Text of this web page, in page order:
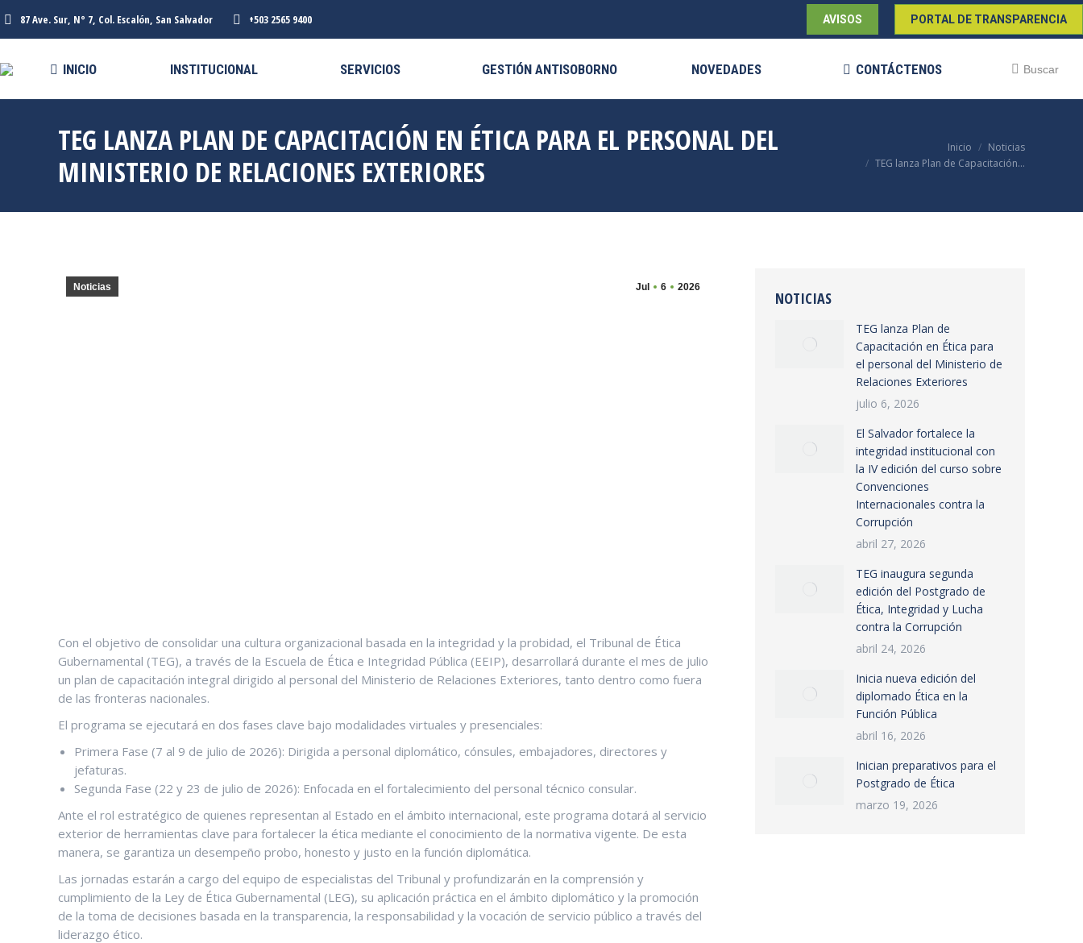
87 Ave. Sur, N° 7, Col. Escalón, San Salvador +503 2565 9400 AVISOS PORTAL DE TRANSPARENCIA
INICIO INSTITUCIONAL SERVICIOS GESTIÓN ANTISOBORNO NOVEDADES CONTÁCTENOS Buscar:
Buscar
TEG LANZA PLAN DE CAPACITACIÓN EN ÉTICA PARA EL PERSONAL DEL
MINISTERIO DE RELACIONES EXTERIORES
Inicio
Noticias
TEG lanza Plan de Capacitación…
Jul 6 2026
Noticias
Con el objetivo de consolidar una cultura organizacional basada en la integridad y la probidad, el Tribunal de Ética
Gubernamental (TEG), a través de la Escuela de Ética e Integridad Pública (EEIP), desarrollará durante el mes de julio
un plan de capacitación integral dirigido al personal del Ministerio de Relaciones Exteriores, tanto dentro como fuera
de las fronteras nacionales.
El programa se ejecutará en dos fases clave bajo modalidades virtuales y presenciales:
Primera Fase (7 al 9 de julio de 2026): Dirigida a personal diplomático, cónsules, embajadores, directores y
jefaturas.
Segunda Fase (22 y 23 de julio de 2026): Enfocada en el fortalecimiento del personal técnico consular.
Ante el rol estratégico de quienes representan al Estado en el ámbito internacional, este programa dotará al servicio
exterior de herramientas clave para fortalecer la ética mediante el conocimiento de la normativa vigente. De esta
manera, se garantiza un desempeño probo, honesto y justo en la función diplomática.
Las jornadas estarán a cargo del equipo de especialistas del Tribunal y profundizarán en la comprensión y
cumplimiento de la Ley de Ética Gubernamental (LEG), su aplicación práctica en el ámbito diplomático y la promoción
de la toma de decisiones basada en la transparencia, la responsabilidad y la vocación de servicio público a través del
liderazgo ético.
NOTICIAS
TEG lanza Plan de
Capacitación en Ética para
el personal del Ministerio de
Relaciones Exteriores
julio 6, 2026
El Salvador fortalece la
integridad institucional con
la IV edición del curso sobre
Convenciones
Internacionales contra la
Corrupción
abril 27, 2026
TEG inaugura segunda
edición del Postgrado de
Ética, Integridad y Lucha
contra la Corrupción
abril 24, 2026
Inicia nueva edición del
diplomado Ética en la
Función Pública
abril 16, 2026
Inician preparativos para el
Postgrado de Ética
marzo 19, 2026